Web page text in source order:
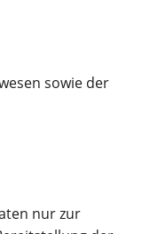
sowie der
nur zur